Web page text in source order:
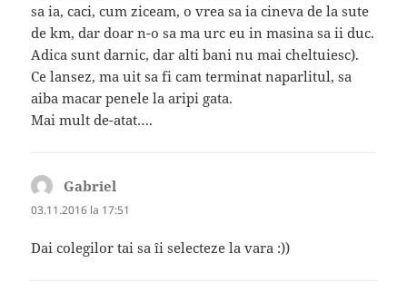
sa ia, caci, cum ziceam, o vrea sa ia cineva de la sute
de km, dar doar n-o sa ma urc eu in masina sa ii duc.
Adica sunt darnic, dar alti bani nu mai cheltuiesc).
Ce lansez, ma uit sa fi cam terminat naparlitul, sa
aiba macar penele la aripi gata.
Mai mult de-atat….
Gabriel
03.11.2016 la 17:51
Dai colegilor tai sa îi selecteze la vara :))